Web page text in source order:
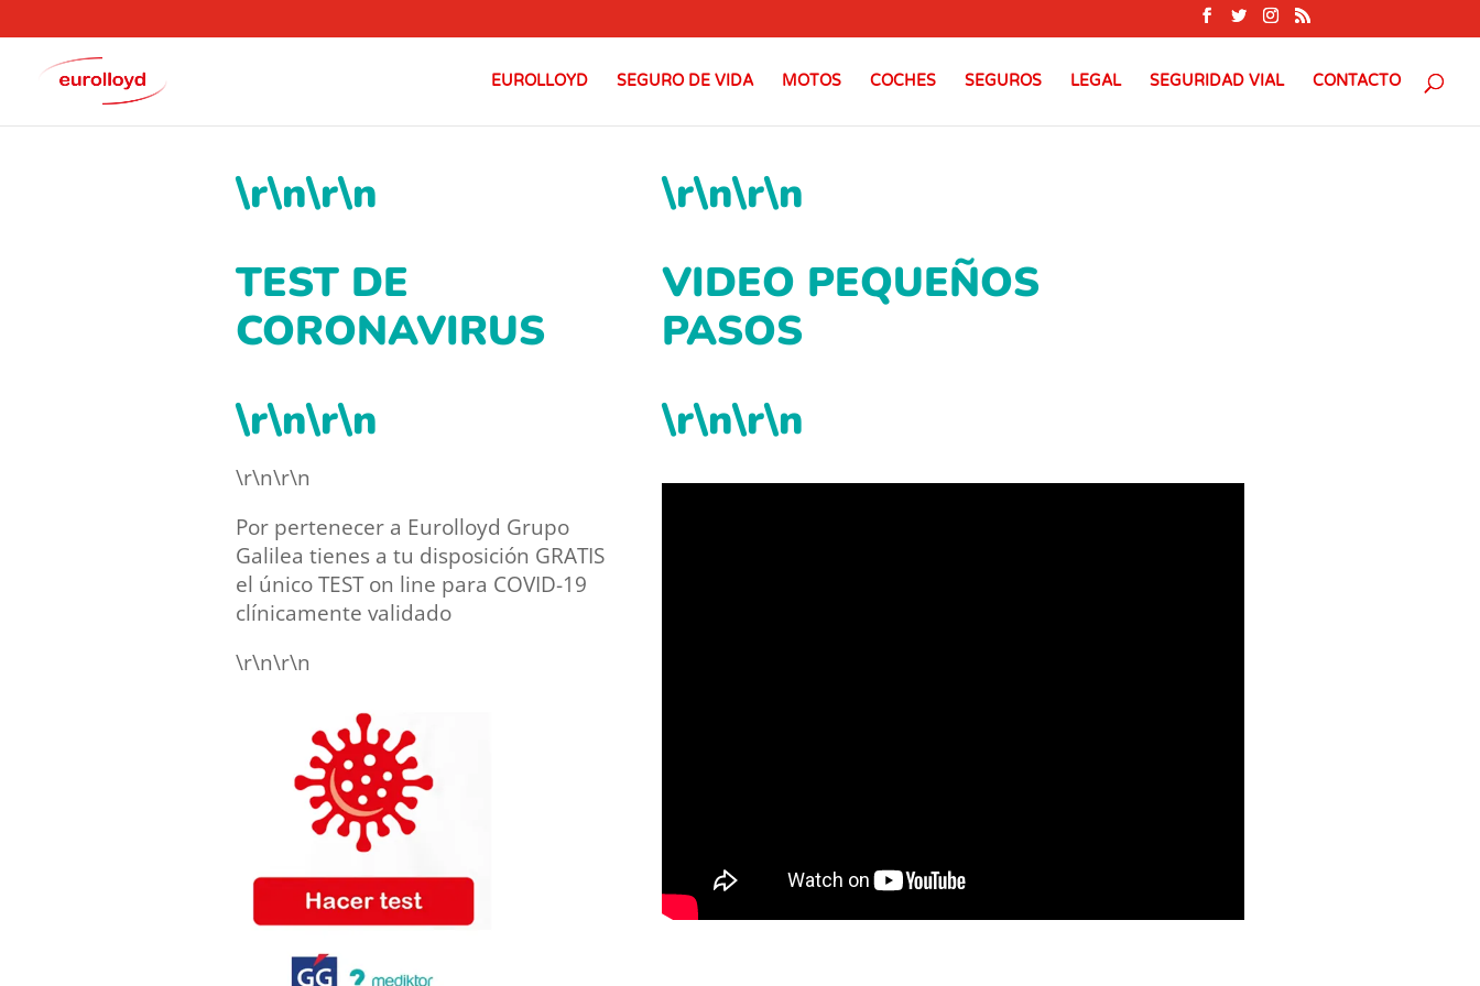
EUROLLOYD SEGURO DE VIDA MOTOS COCHES SEGUROS LEGAL SEGURIDAD VIAL CONTACTO
\r\n\r\n
TEST DE
CORONAVIRUS
\r\n\r\n
\r\n\r\n
Por pertenecer a Eurolloyd Grupo
Galilea tienes a tu disposición GRATIS
el único TEST on line para COVID-19
clínicamente validado
\r\n\r\n
\r\n\r\n
VIDEO PEQUEÑOS
PASOS
\r\n\r\n